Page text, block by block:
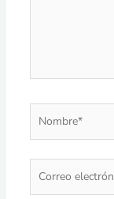
electrónico*